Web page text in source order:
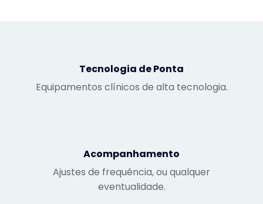
Tecnologia de Ponta
Equipamentos clínicos de alta tecnologia.
Acompanhamento
Ajustes de frequência, ou qualquer
eventualidade.